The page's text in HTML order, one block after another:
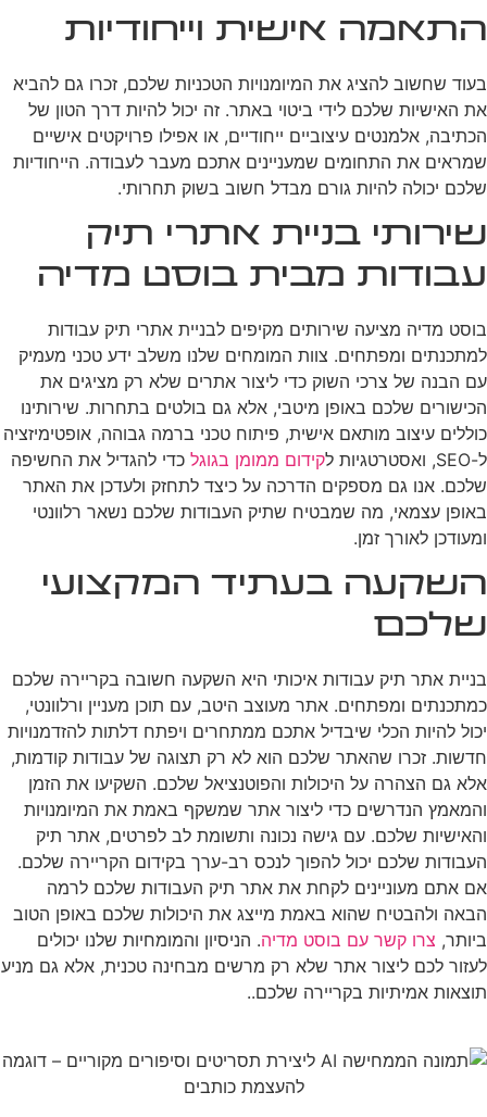
התאמה אישית וייחודיות
בעוד שחשוב להציג את המיומנויות הטכניות שלכם, זכרו גם להביא
את האישיות שלכם לידי ביטוי באתר. זה יכול להיות דרך הטון של
הכתיבה, אלמנטים עיצוביים ייחודיים, או אפילו פרויקטים אישיים
שמראים את התחומים שמעניינים אתכם מעבר לעבודה. הייחודיות
שלכם יכולה להיות גורם מבדל חשוב בשוק תחרותי.
שירותי בניית אתרי תיק
עבודות מבית בוסט מדיה
בוסט מדיה מציעה שירותים מקיפים לבניית אתרי תיק עבודות
למתכנתים ומפתחים. צוות המומחים שלנו משלב ידע טכני מעמיק
עם הבנה של צרכי השוק כדי ליצור אתרים שלא רק מציגים את
הכישורים שלכם באופן מיטבי, אלא גם בולטים בתחרות. שירותינו
כוללים עיצוב מותאם אישית, פיתוח טכני ברמה גבוהה, אופטימיזציה
ל-SEO, ואסטרטגיות ל
קידום ממומן בגוגל כדי להגדיל את החשיפה
שלכם. אנו גם מספקים הדרכה על כיצד לתחזק ולעדכן את האתר
באופן עצמאי, מה שמבטיח שתיק העבודות שלכם נשאר רלוונטי
ומעודכן לאורך זמן.
השקעה בעתיד המקצועי
שלכם
בניית אתר תיק עבודות איכותי היא השקעה חשובה בקריירה שלכם
כמתכנתים ומפתחים. אתר מעוצב היטב, עם תוכן מעניין ורלוונטי,
יכול להיות הכלי שיבדיל אתכם ממתחרים ויפתח דלתות להזדמנויות
חדשות. זכרו שהאתר שלכם הוא לא רק תצוגה של עבודות קודמות,
אלא גם הצהרה על היכולות והפוטנציאל שלכם. השקיעו את הזמן
והמאמץ הנדרשים כדי ליצור אתר שמשקף באמת את המיומנויות
והאישיות שלכם. עם גישה נכונה ותשומת לב לפרטים, אתר תיק
העבודות שלכם יכול להפוך לנכס רב-ערך בקידום הקריירה שלכם.
אם אתם מעוניינים לקחת את אתר תיק העבודות שלכם לרמה
הבאה ולהבטיח שהוא באמת מייצג את היכולות שלכם באופן הטוב
ביותר, צרו קשר עם בוסט מדיה. הניסיון והמומחיות שלנו יכולים
לעזור לכם ליצור אתר שלא רק מרשים מבחינה טכנית, אלא גם מניע
תוצאות אמיתיות בקריירה שלכם..